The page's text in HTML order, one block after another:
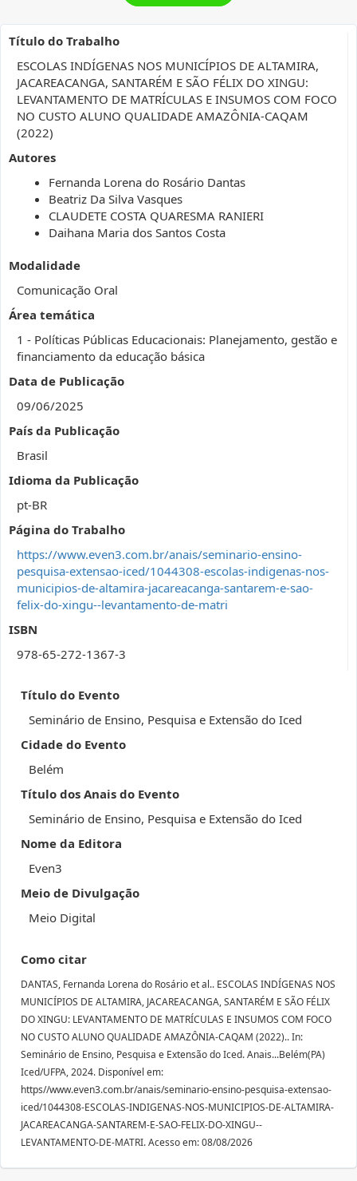
Título do Trabalho
ESCOLAS INDÍGENAS NOS MUNICÍPIOS DE ALTAMIRA,
JACAREACANGA, SANTARÉM E SÃO FÉLIX DO XINGU:
LEVANTAMENTO DE MATRÍCULAS E INSUMOS COM FOCO
NO CUSTO ALUNO QUALIDADE AMAZÔNIA-CAQAM
(2022)
Autores
Fernanda Lorena do Rosário Dantas
Beatriz Da Silva Vasques
CLAUDETE COSTA QUARESMA RANIERI
Daihana Maria dos Santos Costa
Modalidade
Comunicação Oral
Área temática
1 - Políticas Públicas Educacionais: Planejamento, gestão e
financiamento da educação básica
Data de Publicação
09/06/2025
País da Publicação
Brasil
Idioma da Publicação
pt-BR
Página do Trabalho
https://www.even3.com.br/anais/seminario-ensino-
pesquisa-extensao-iced/1044308-escolas-indigenas-nos-
municipios-de-altamira-jacareacanga-santarem-e-sao-
felix-do-xingu--levantamento-de-matri
ISBN
978-65-272-1367-3
Título do Evento
Seminário de Ensino, Pesquisa e Extensão do Iced
Cidade do Evento
Belém
Título dos Anais do Evento
Seminário de Ensino, Pesquisa e Extensão do Iced
Nome da Editora
Even3
Meio de Divulgação
Meio Digital
Como citar
DANTAS, Fernanda Lorena do Rosário et al.. ESCOLAS INDÍGENAS NOS
MUNICÍPIOS DE ALTAMIRA, JACAREACANGA, SANTARÉM E SÃO FÉLIX
DO XINGU: LEVANTAMENTO DE MATRÍCULAS E INSUMOS COM FOCO
NO CUSTO ALUNO QUALIDADE AMAZÔNIA-CAQAM (2022).. In:
Seminário de Ensino, Pesquisa e Extensão do Iced. Anais...Belém(PA)
Iced/UFPA, 2024. Disponível em:
https//www.even3.com.br/anais/seminario-ensino-pesquisa-extensao-
iced/1044308-ESCOLAS-INDIGENAS-NOS-MUNICIPIOS-DE-ALTAMIRA-
JACAREACANGA-SANTAREM-E-SAO-FELIX-DO-XINGU--
LEVANTAMENTO-DE-MATRI. Acesso em: 08/08/2026